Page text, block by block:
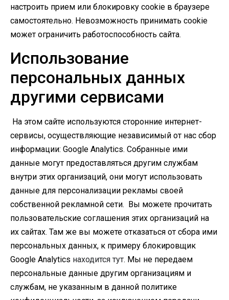
настроить прием или блокировку cookie в браузере
самостоятельно. Невозможность принимать cookie
может ограничить работоспособность сайта.
Использование
персональных данных
другими сервисами
На этом сайте используются сторонние интернет-
сервисы, осуществляющие независимый от нас сбор
информации: Google Analytics. Собранные ими
данные могут предоставляться другим службам
внутри этих организаций, они могут использовать
данные для персонализации рекламы своей
собственной рекламной сети. Вы можете прочитать
пользовательские соглашения этих организаций на
их сайтах. Там же вы можете отказаться от сбора ими
персональных данных, к примеру блокировщик
Google Analytics находится тут. Мы не передаем
персональные данные другим организациям и
службам, не указанным в данной политике